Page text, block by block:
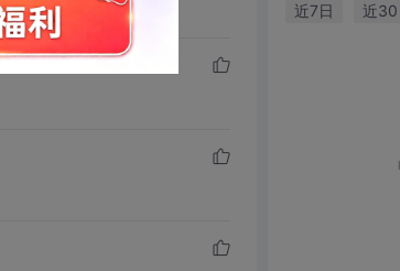
近7日 近30